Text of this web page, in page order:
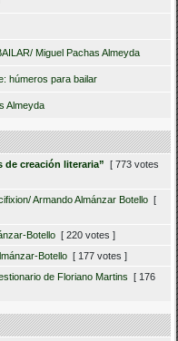
Miguel Pachas Almeyda
húmeros para bailar
Almeyda
de creación literaria” [ 773 votes
Armando Almánzar Botello [
Botello [ 220 votes ]
Botello [ 177 votes ]
de Floriano Martins [ 176